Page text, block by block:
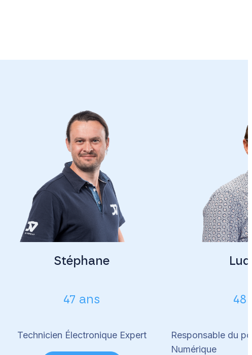
Stéphane
47 ans
Technicien Électronique Expert
48
Responsable du
Numérique